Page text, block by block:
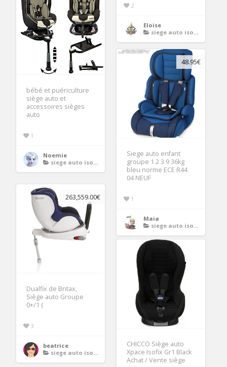
2
Eloise
siege auto isofix groupe 1 2 3
bébé et puériculture
siège auto et
accessoires sièges
auto
1
Noemie
siege auto isofix groupe 1 2 3
48.95€
Siege auto enfant
groupe 1 2 3 9 36kg
bleu norme ECE R44
04 NEUF
1
Maia
siege auto isofix groupe 1 2 3
263,559.00€
Dualfix de Britax,
Siège auto Groupe
0+/1 (
3
beatrice
siege auto isofix groupe 1 2 3
CHICCO Siège auto
Xpace Isofix Gr1 Black
Achat / Vente siège